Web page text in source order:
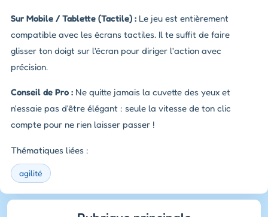
Sur Mobile / Tablette (Tactile) : Le jeu est entièrement
compatible avec les écrans tactiles. Il te suffit de faire
glisser ton doigt sur l'écran pour diriger l'action avec
précision.
Conseil de Pro : Ne quitte jamais la cuvette des yeux et
n'essaie pas d'être élégant : seule la vitesse de ton clic
compte pour ne rien laisser passer !
Thématiques liées :
agilité